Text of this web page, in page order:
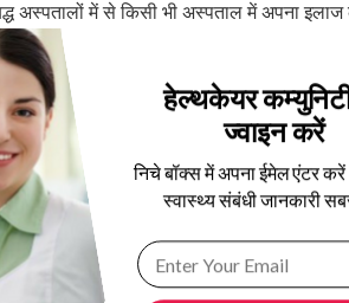
अस्पतालों में से किसी भी अस्पताल में अपना
हेल्थकेयर
ज्वाइन करें
निचे बॉक्स में अपना ईमेल एंटर करें
स्वास्थ्य संबंधी जानकारी